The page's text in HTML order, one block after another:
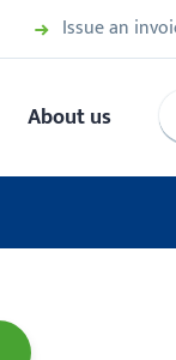
Issue an
About us